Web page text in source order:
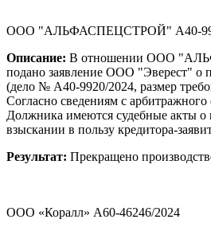
ООО "АЛЬФАСПЕЦСТРОЙ" А40-
Описание: В отношении ООО
подано заявление ООО "Эверест" о
(дело № А40-9920/2024, размер
Согласно сведениям с
Должника имеются судебные акты о
взыскании в пользу кредитора-
Результат: Прекращено
ООО «Коралл» А60-46246/2024